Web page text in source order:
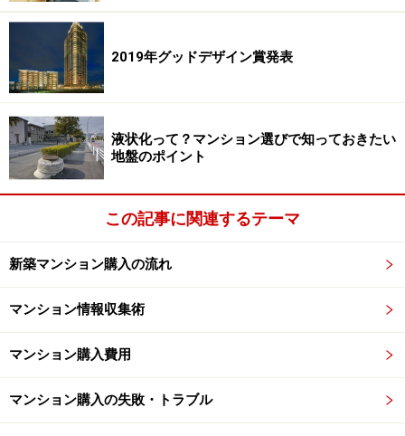
2019年グッドデザイン賞発表
液状化って？マンション選びで知っておきたい
地盤のポイント
この記事に関連するテーマ
新築マンション購入の流れ
マンション情報収集術
マンション購入費用
マンション購入の失敗・トラブル